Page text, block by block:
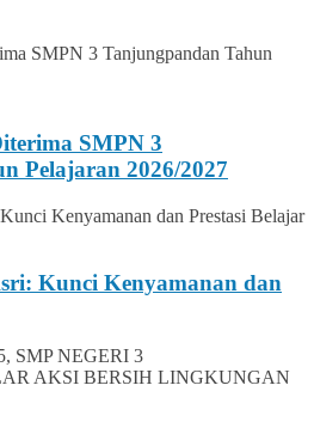
SMPN 3
Pelajaran 2026/2027
Kunci Kenyamanan dan